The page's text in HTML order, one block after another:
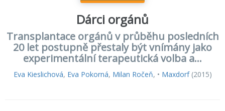
Dárci orgánů
Transplantace orgánů v průběhu posledních
20 let postupně přestaly být vnímány jako
experimentální terapeutická volba a...
Eva Kieslichová, Eva Pokorná, Milan Ročeň, • Maxdorf(2015)